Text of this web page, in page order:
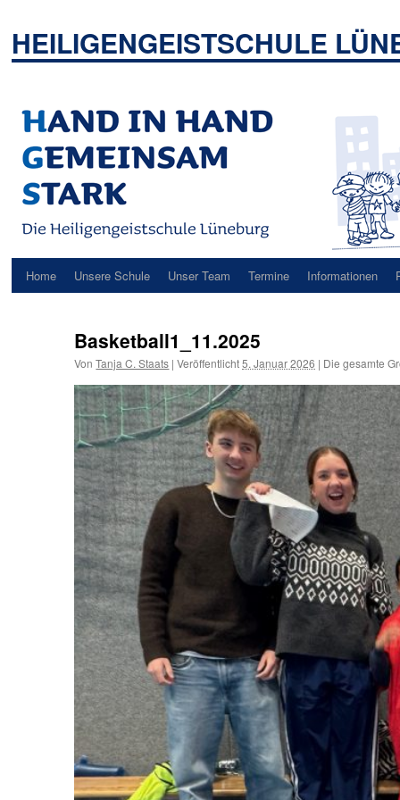
springen
HEILIGENGEISTSCHULE
Home Unsere Schule Unser Team Termine Informationen
Basketball1_11.2025
Von Tanja C. Staats | Veröffentlicht 5. Januar 2026 | Die gesamte